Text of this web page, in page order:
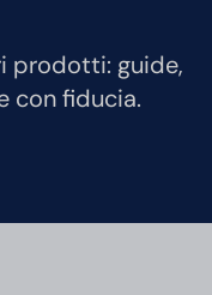
prodotti: guide,
con fiducia.